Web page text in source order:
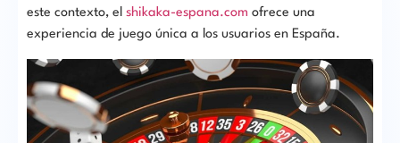
este contexto, el shikaka-espana.com ofrece una
experiencia de juego única a los usuarios en España.